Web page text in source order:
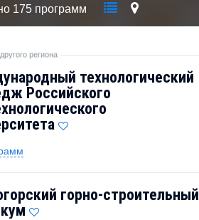
175 программ
региона
технологический
Российского
горно-строительный